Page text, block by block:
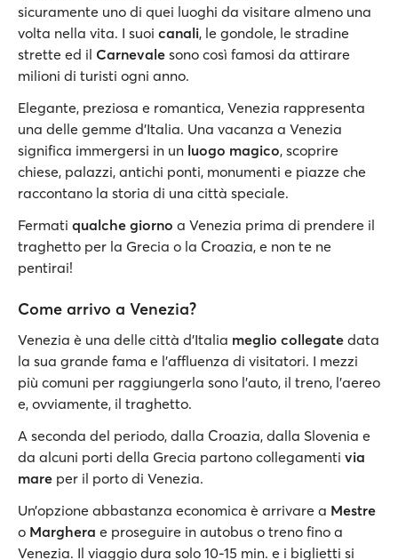
sicuramente uno di quei luoghi da visitare almeno una
volta nella vita. I suoi canali, le gondole, le stradine
strette ed il Carnevale sono così famosi da attirare
milioni di turisti ogni anno.
Elegante, preziosa e romantica, Venezia rappresenta
una delle gemme d'Italia. Una vacanza a Venezia
significa immergersi in un luogo magico, scoprire
chiese, palazzi, antichi ponti, monumenti e piazze che
raccontano la storia di una città speciale.
Fermati qualche giorno a Venezia prima di prendere il
traghetto per la Grecia o la Croazia, e non te ne
pentirai!
Come arrivo a Venezia?
Venezia è una delle città d’Italia meglio collegate data
la sua grande fama e l’affluenza di visitatori. I mezzi
più comuni per raggiungerla sono l’auto, il treno, l’aereo
e, ovviamente, il traghetto.
A seconda del periodo, dalla Croazia, dalla Slovenia e
da alcuni porti della Grecia partono collegamenti via
mare per il porto di Venezia.
Un’opzione abbastanza economica è arrivare a Mestre
o Marghera e proseguire in autobus o treno fino a
Venezia. Il viaggio dura solo 10-15 min. e i biglietti si